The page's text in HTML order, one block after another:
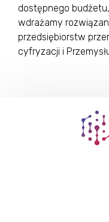
dostępnego
wdrażamy
przedsiębiorstw
cyfryzacji i